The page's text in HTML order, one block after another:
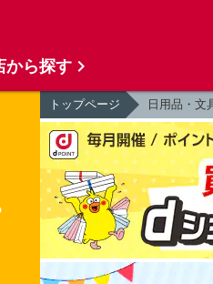
トップページ 日用品・文
から探す